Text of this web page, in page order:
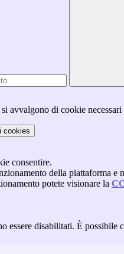
avvalgono di cookie
i cookies
consentire.
della piattaforma e
potete visionare la
essere disabilitati. È